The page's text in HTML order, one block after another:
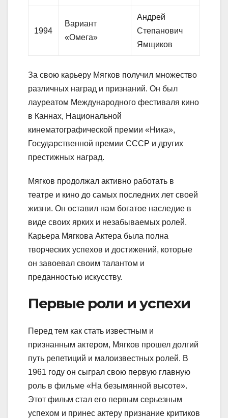
1994
Вариант
«Омега»
Андрей
Степанович
Ямщиков
За свою карьеру Мягков получил множество
различных наград и признаний. Он был
лауреатом Международного фестиваля кино
в Каннах, Национальной
кинематографической премии «Ника»,
Государственной премии СССР и других
престижных наград.
Мягков продолжал активно работать в
театре и кино до самых последних лет своей
жизни. Он оставил нам богатое наследие в
виде своих ярких и незабываемых ролей.
Карьера Мягкова Актера была полна
творческих успехов и достижений, которые
он завоевал своим талантом и
преданностью искусству.
Первые роли и успехи
Перед тем как стать известным и
признанным актером, Мягков прошел долгий
путь репетиций и малоизвестных ролей. В
1961 году он сыграл свою первую главную
роль в фильме «На безымянной высоте».
Этот фильм стал его первым серьезным
успехом и принес актеру признание критиков